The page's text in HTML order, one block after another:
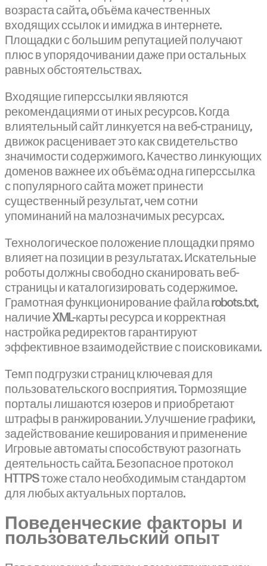
возраста сайта, объёма качественных
входящих ссылок и имиджа в интернете.
Площадки с большим репутацией получают
плюс в упорядочивании даже при остальных
равных обстоятельствах.
Входящие гиперссылки являются
рекомендациями от иных ресурсов. Когда
влиятельный сайт линкуется на веб-страницу,
движок расценивает это как свидетельство
значимости содержимого. Качество линкующих
доменов важнее их объёма: одна гиперссылка
с популярного сайта может принести
существенный результат, чем сотни
упоминаний на малозначимых ресурсах.
Технологическое положение площадки прямо
влияет на позиции в результатах. Искательные
роботы должны свободно сканировать веб-
страницы и каталогизировать содержимое.
Грамотная функционирование файла robots.txt,
наличие XML-карты ресурса и корректная
настройка редиректов гарантируют
эффективное взаимодействие с поисковиками.
Темп подгрузки страниц ключевая для
пользовательского восприятия. Тормозящие
порталы лишаются юзеров и приобретают
штрафы в ранжировании. Улучшение графики,
задействование кеширования и применение
Игровые автоматы способствуют разогнать
деятельность сайта. Безопасное протокол
HTTPS тоже стало необходимым стандартом
для любых актуальных порталов.
Поведенческие факторы и
пользовательский опыт